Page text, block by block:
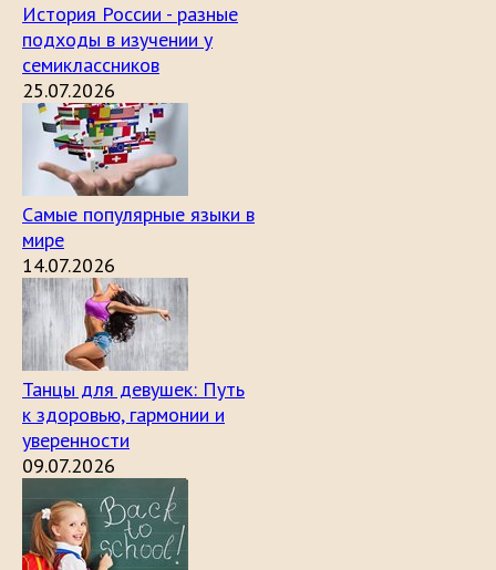
История России - разные
подходы в изучении у
семиклассников
25.07.2026
Самые популярные языки в
мире
14.07.2026
Танцы для девушек: Путь
к здоровью, гармонии и
уверенности
09.07.2026